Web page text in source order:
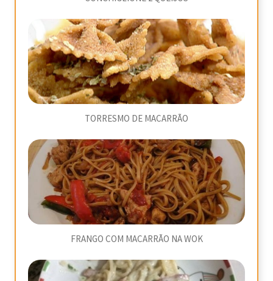
TORRESMO DE MACARRÃO
FRANGO COM MACARRÃO NA WOK